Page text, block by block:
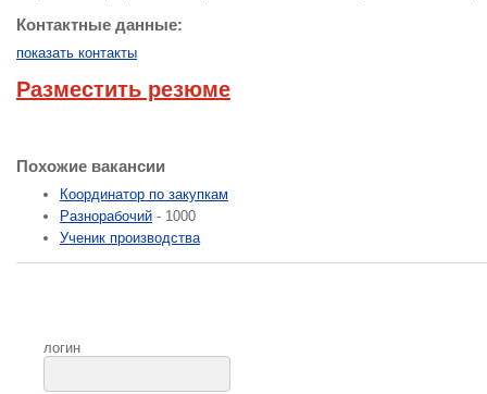
Контактные данные:
показать контакты
Разместить резюме
Похожие вакансии
Координатор по закупкам
Разнорабочий - 1000
Ученик производства
логин